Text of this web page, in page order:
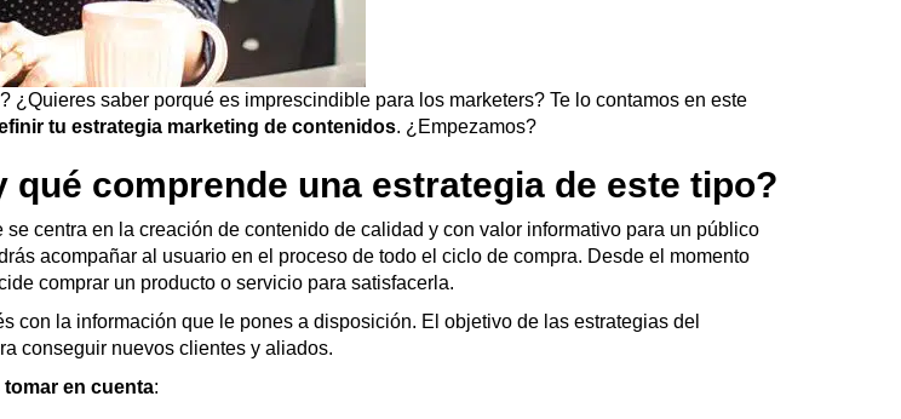
? ¿Quieres saber porqué es imprescindible para los marketers? Te lo contamos en este
tu estrategia marketing de contenidos. ¿Empezamos?
comprende una estrategia de este tipo?
centra en la creación de contenido de calidad y con valor informativo para un público
acompañar al usuario en el proceso de todo el ciclo de compra. Desde el momento
comprar un producto o servicio para satisfacerla.
con la información que le pones a disposición. El objetivo de las estrategias del
conseguir nuevos clientes y aliados.
en cuenta: